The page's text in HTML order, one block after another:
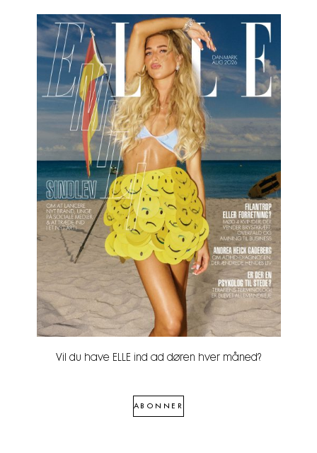
Vil du have ELLE ind ad døren hver måned?
ABONNER